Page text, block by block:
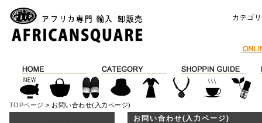
カテゴ
TOPページ > お問い合わせ(入力ページ)
お問い合わせ(入力ページ)